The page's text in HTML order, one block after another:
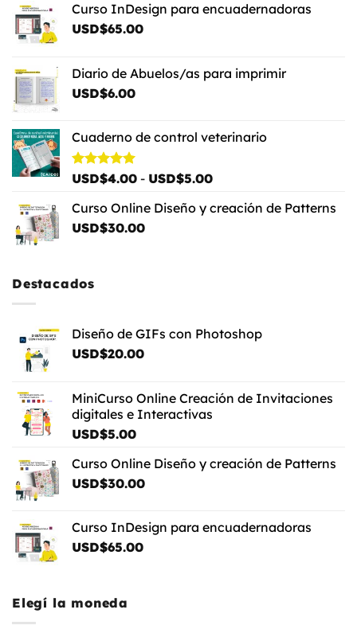
Curso InDesign para encuadernadoras
USD$65.00
Diario de Abuelos/as para imprimir
USD$6.00
Cuaderno de control veterinario
Valorado
de 5
USD$4.00 - USD$5.00Rango
precios:
Curso Online Diseño y creación de Patterns
USD$30.00
Destacados
Diseño de GIFs con Photoshop
USD$20.00
MiniCurso Online Creación de Invitaciones
digitales e Interactivas
USD$5.00
Curso Online Diseño y creación de Patterns
USD$30.00
Curso InDesign para encuadernadoras
USD$65.00
Elegí la moneda